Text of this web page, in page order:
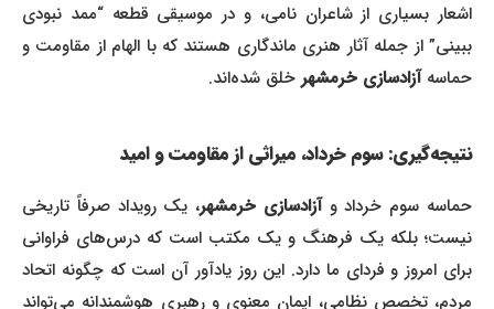
اشعار بسیاری از شاعران نامی، و در موسیقی قطعه “ممد نبودی
ببینی” از جمله آثار هنری ماندگاری هستند که با الهام از مقاومت و
حماسهآزادسازی خرمشهرخلق شده‌اند.
نتیجه‌گیری: سوم خرداد، میراثی از مقاومت و امید
حماسه سوم خرداد وآزادسازی خرمشهر، یک رویداد صرفاً تاریخی
نیست؛ بلکه یک فرهنگ و یک مکتب است که درس‌های فراوانی
برای امروز و فردای ما دارد. این روز یادآور آن است که چگونه اتحاد
مردم، تخصص نظامی، ایمان معنوی و رهبری هوشمندانه می‌تواند